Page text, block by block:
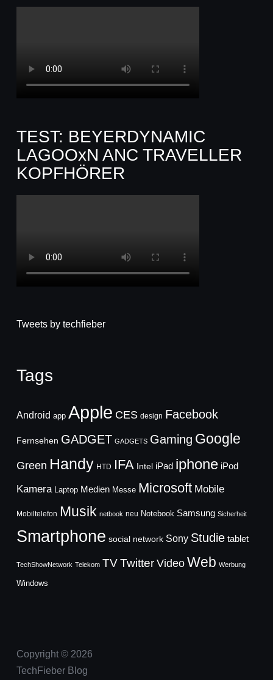
TEST: BEYERDYNAMIC
LAGOOxN ANC TRAVELLER
KOPFHÖRER
Tweets by techfieber
Tags
Android app Apple CES design Facebook
Fernsehen GADGET GADGETS Gaming Google
Green Handy HTD IFA Intel iPad iphone iPod
Kamera Laptop Medien Messe Microsoft Mobile
Mobiltelefon Musik netbook neu Notebook Samsung Sicherheit
Smartphone social network Sony Studie tablet
TechShowNetwork Telekom TVTwitter Video Web Werbung
Windows
Copyright © 2026
TechFieber Blog